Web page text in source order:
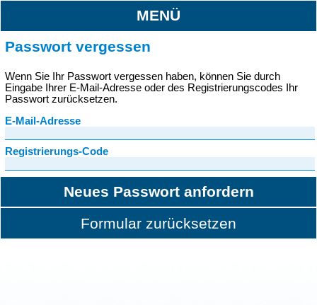
MENÜ
Passwort vergessen
Wenn Sie Ihr Passwort vergessen haben, können Sie durch
Eingabe Ihrer E-Mail-Adresse oder des Registrierungscodes Ihr
Passwort zurücksetzen.
E-Mail-Adresse
Registrierungs-Code
Neues Passwort anfordern
Formular zurücksetzen